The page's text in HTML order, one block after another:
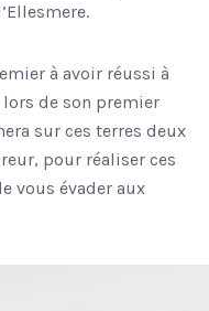
à avoir réussi à
de son premier
sur ces terres deux
pour réaliser ces
vous évader aux